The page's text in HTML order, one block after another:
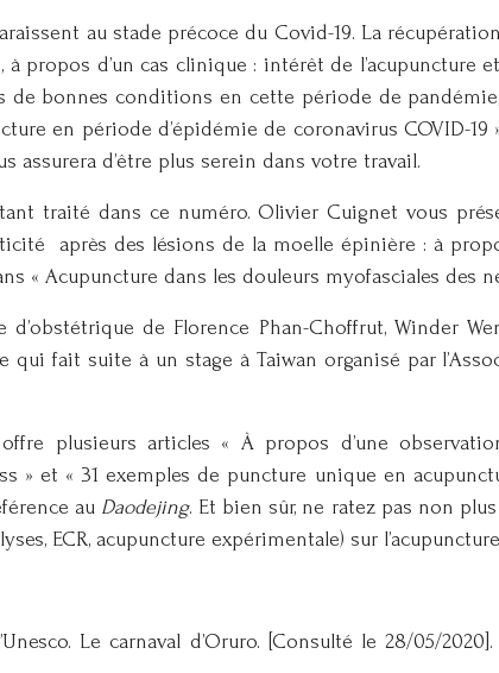
au stade précoce du Covid-19. La
à propos d’un cas clinique : intérêt de l’acupuncture
de bonnes conditions en cette période de
en période d’épidémie de coronavirus COVID-19
assurera d’être plus serein dans votre travail.
traité dans ce numéro. Olivier Cuignet vous
après des lésions de la moelle épinière : à
« Acupuncture dans les douleurs myofasciales des
de Florence Phan-Choffrut, Winder
qui fait suite à un stage à Taiwan organisé par
plusieurs articles « À propos d’une
» et « 31 exemples de puncture unique en
au Daodejing. Et bien sûr, ne ratez pas non
ECR, acupuncture expérimentale) sur
Le carnaval d’Oruro. [Consulté le 28/05/